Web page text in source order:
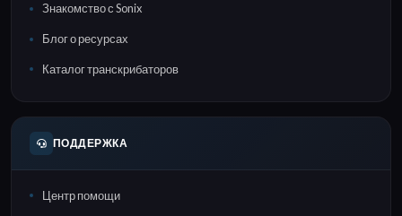
Знакомство с Sonix
Блог о ресурсах
Каталог транскрибаторов
ПОДДЕРЖКА
Центр помощи